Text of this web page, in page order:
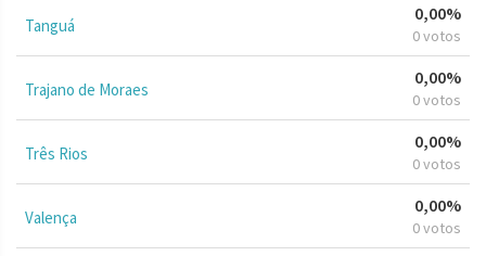
Tanguá
0,00%
0 votos
Trajano de Moraes
0,00%
0 votos
Três Rios
0,00%
0 votos
Valença
0,00%
0 votos